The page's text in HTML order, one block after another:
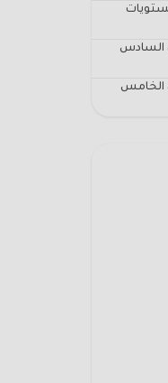
السادس
الخامس